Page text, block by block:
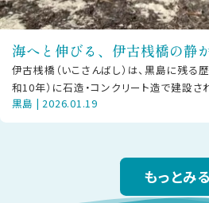
海へと伸びる、伊古桟橋の静
伊古桟橋（いこさんばし）は、黒島に残る
和10年）に石造・コンクリート造で建設
点として、人や物資の往来
黒島 | 2026.01.19
もっとみる